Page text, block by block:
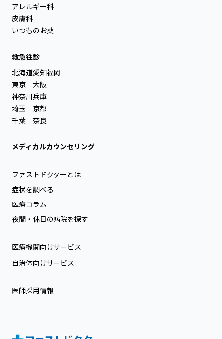
アレルギー科
皮膚科
いつものお薬
救急往診
北海道
東京
神奈川
埼玉
千葉
愛知
大阪
兵庫
京都
奈良
福岡
メディカルカウンセリング
ファストドクターとは
症状を調べる
医療コラム
夜間・休日の病院を探す
医療機関向けサービス
自治体向けサービス
医師採用情報